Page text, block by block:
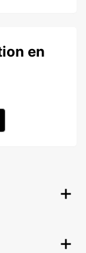
en